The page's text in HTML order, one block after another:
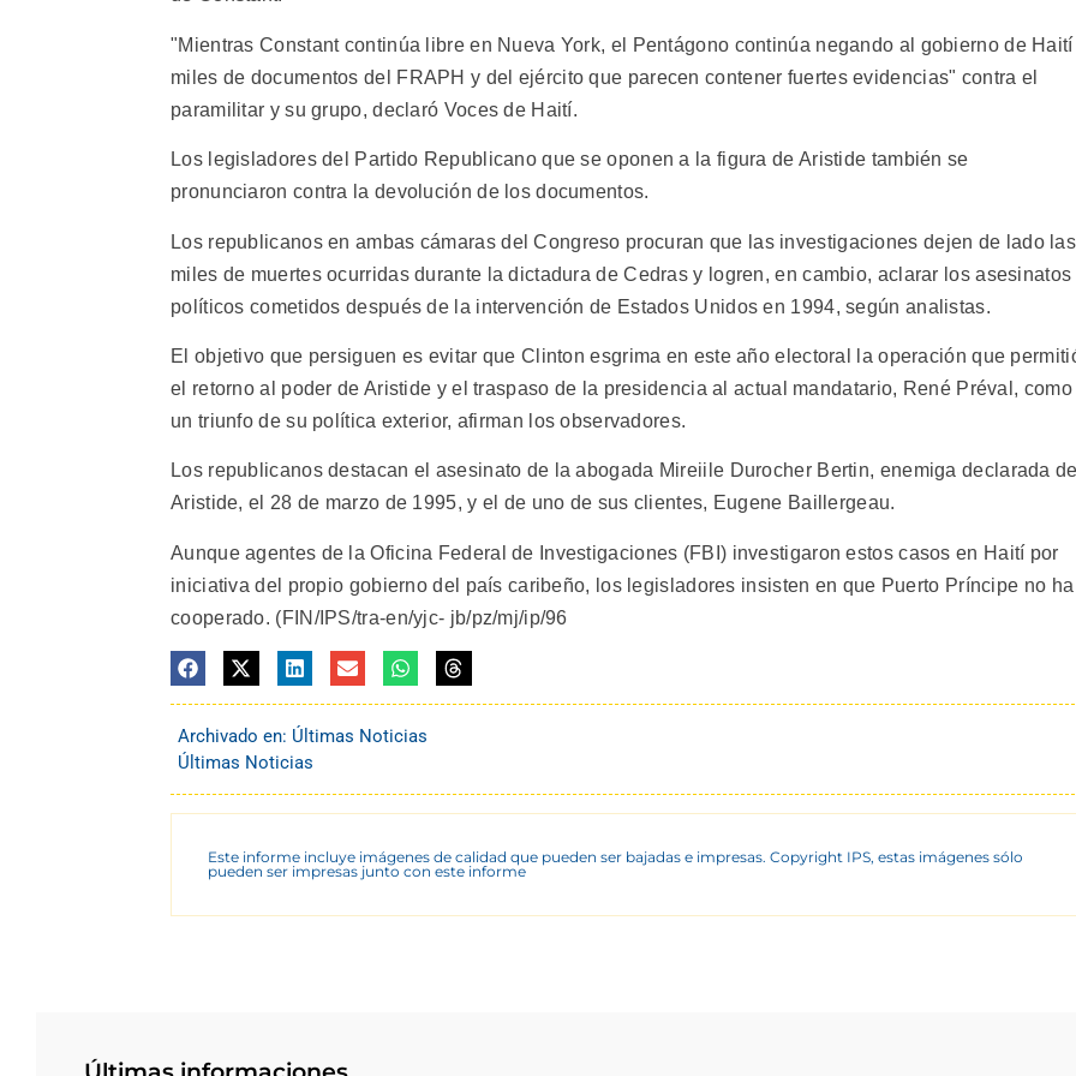
"Mientras Constant continúa libre en Nueva York, el Pentágono continúa negando al gobierno de Haití
miles de documentos del FRAPH y del ejército que parecen contener fuertes evidencias" contra el
paramilitar y su grupo, declaró Voces de Haití.
Los legisladores del Partido Republicano que se oponen a la figura de Aristide también se
pronunciaron contra la devolución de los documentos.
Los republicanos en ambas cámaras del Congreso procuran que las investigaciones dejen de lado las
miles de muertes ocurridas durante la dictadura de Cedras y logren, en cambio, aclarar los asesinatos
políticos cometidos después de la intervención de Estados Unidos en 1994, según analistas.
El objetivo que persiguen es evitar que Clinton esgrima en este año electoral la operación que
el retorno al poder de Aristide y el traspaso de la presidencia al actual mandatario, René Préval, como
un triunfo de su política exterior, afirman los observadores.
Los republicanos destacan el asesinato de la abogada Mireiile Durocher Bertin, enemiga declarada de
Aristide, el 28 de marzo de 1995, y el de uno de sus clientes, Eugene Baillergeau.
Aunque agentes de la Oficina Federal de Investigaciones (FBI) investigaron estos casos en Haití por
iniciativa del propio gobierno del país caribeño, los legisladores insisten en que Puerto Príncipe no ha
cooperado. (FIN/IPS/tra-en/yjc- jb/pz/mj/ip/96
Archivado en: Últimas Noticias
Últimas Noticias
Este informe incluye imágenes de calidad que pueden ser bajadas e impresas. Copyright IPS, estas imágenes sólo
pueden ser impresas junto con este informe